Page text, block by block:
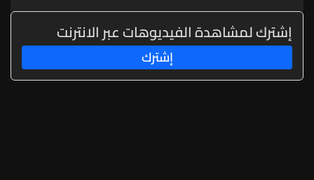
إشترك لمشاهدة الفيديوهات عبر الانترنت
إشترك